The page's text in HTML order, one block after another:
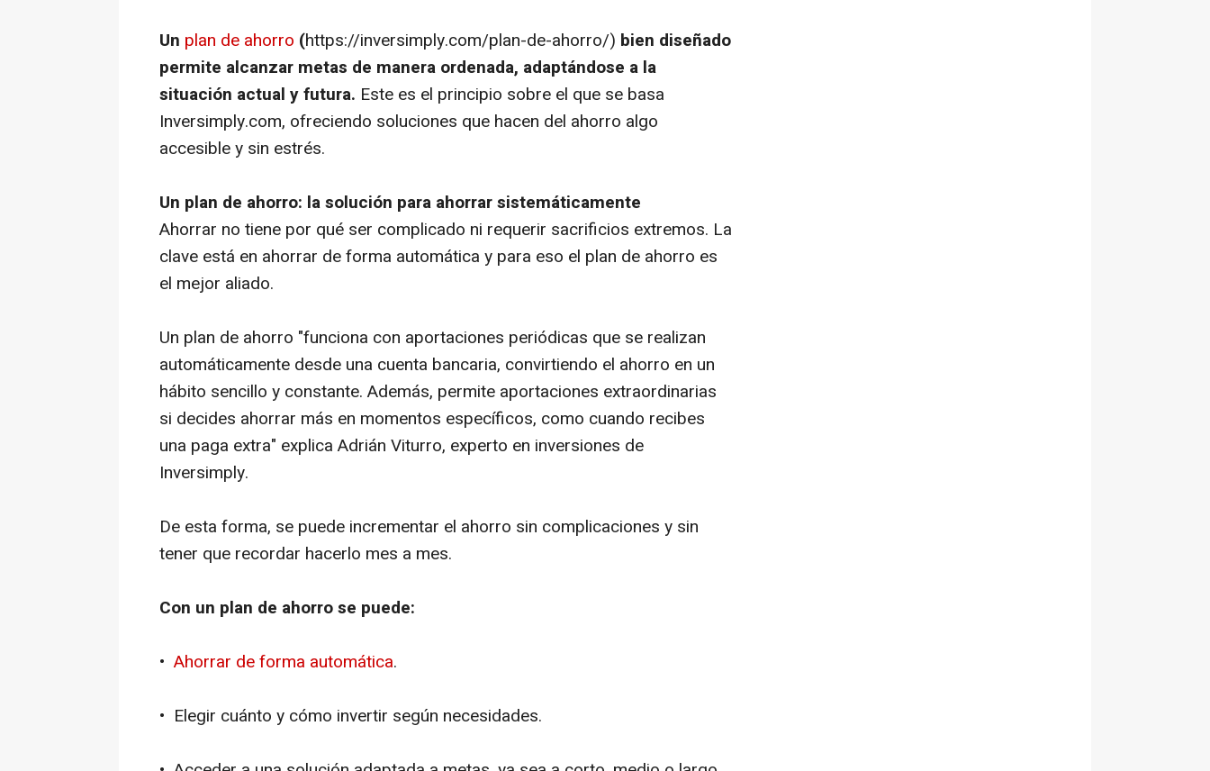
Un plan de ahorro (https://inversimply.com/plan-de-ahorro/) bien diseñado
permite alcanzar metas de manera ordenada, adaptándose a la
situación actual y futura. Este es el principio sobre el que se basa
Inversimply.com, ofreciendo soluciones que hacen del ahorro algo
accesible y sin estrés.
Un plan de ahorro: la solución para ahorrar sistemáticamente
Ahorrar no tiene por qué ser complicado ni requerir sacrificios extremos. La
clave está en ahorrar de forma automática y para eso el plan de ahorro es
el mejor aliado.
Un plan de ahorro "funciona con aportaciones periódicas que se realizan
automáticamente desde una cuenta bancaria, convirtiendo el ahorro en un
hábito sencillo y constante. Además, permite aportaciones extraordinarias
si decides ahorrar más en momentos específicos, como cuando recibes
una paga extra" explica Adrián Viturro, experto en inversiones de
Inversimply.
De esta forma, se puede incrementar el ahorro sin complicaciones y sin
tener que recordar hacerlo mes a mes.
Con un plan de ahorro se puede:
• Ahorrar de forma automática.
• Elegir cuánto y cómo invertir según necesidades.